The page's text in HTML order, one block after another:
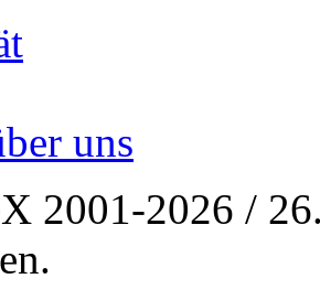
uns
2001-2026 /